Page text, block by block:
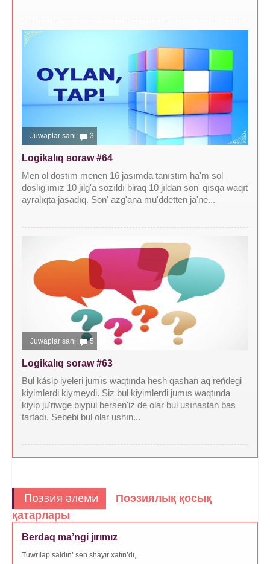
Juwaplar sani: 3
Logikalıq soraw #64
Men ol dostım menen 16 jasımda tanıstım ha'm sol
doslıg'ımız 10 jılg'a sozıldı biraq 10 jıldan son' qısqa waqıt
ayralıqta jasadıq. Son' azg'ana mu'ddetten ja'ne...
Juwaplar sani: 5
Logikalıq soraw #63
Bul kásip iyeleri jumıs waqtında hesh qashan aq reńdegi
kiyimlerdi kiymeydi. Siz bul kiyimlerdi jumıs waqtında
kiyip ju'riwge biypul bersen'iz de olar bul usınastan bas
tartadı. Sebebi bul olar ushın...
Поэзия әлеми
Поэзиялық қосық
қатарлары
Berdaq ma’ngi jırımız
Tuwrılap saldın’ sen shayır xatın’dı,